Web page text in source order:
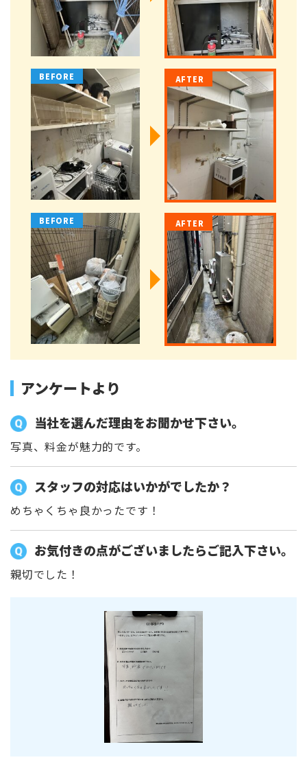
アンケートより
当社を選んだ理由をお聞かせ下さい。
写真、料金が魅力的です。
スタッフの対応はいかがでしたか？
めちゃくちゃ良かったです！
お気付きの点がございましたらご記入下さい。
親切でした！